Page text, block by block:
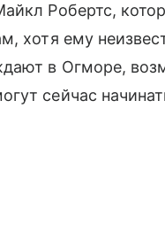
Робертс,
хотя ему
в Огморе,
сейчас